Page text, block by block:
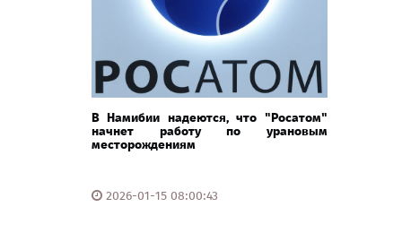
В Намибии надеются, что "Росатом"
начнет работу по урановым
месторождениям
2026-01-15 08:00:43